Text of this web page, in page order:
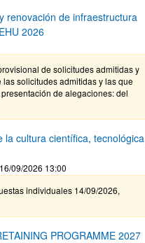
renovación de infraestructura
2026
de solicitudes admitidas y
solicitudes admitidas y las que
de alegaciones: del
cultura científica,
09/2026 13:00
individuales 14/09/2026,
PROGRAMME 2027